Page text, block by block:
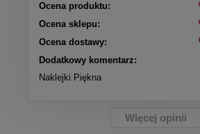
Ocena produktu:
Ocena sklepu:
Ocena dostawy:
Dodatkowy komentarz:
Naklejki Piękna
Więcej opinii